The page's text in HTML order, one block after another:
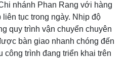
nhánh Phan Rang với hàng
liên tục trong ngày. Nhịp độ
quy trình vận chuyển chuyên
bàn giao nhanh chóng đến
công trình đang triển khai trên